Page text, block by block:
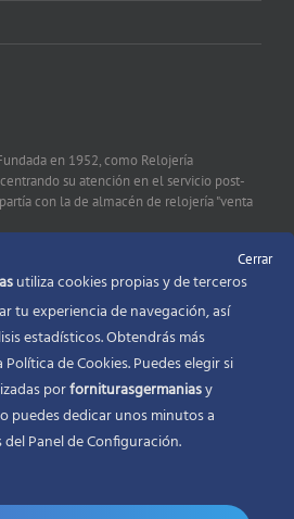
en 1952, como Relojería
su atención en el servicio post-
con la de almacén de relojería "venta
Sevilla 2, 46006 Valencia España
Cerrar
utiliza cookies propias y de terceros
tu experiencia de navegación, así
estadísticos. Obtendrás más
de Cookies. Puedes elegir si
porforniturasgermaniasy
puedes dedicar unos minutos a
delPanel de Configuración.